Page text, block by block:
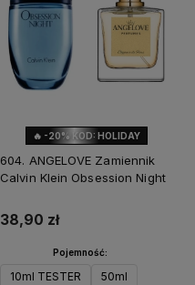
🔥 -20% KOD: HOLIDAY
604. ANGELOVE Zamiennik
Calvin Klein Obsession Night
38,90 zł
Pojemność:
10ml TESTER 50ml